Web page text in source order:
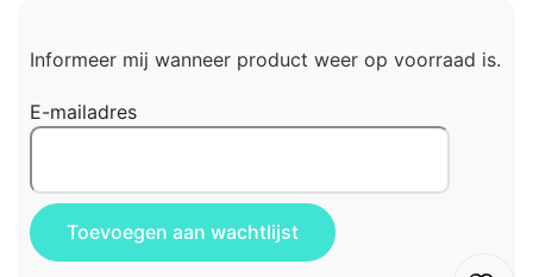
Informeer mij wanneer product weer op voorraad is.
E-mailadres